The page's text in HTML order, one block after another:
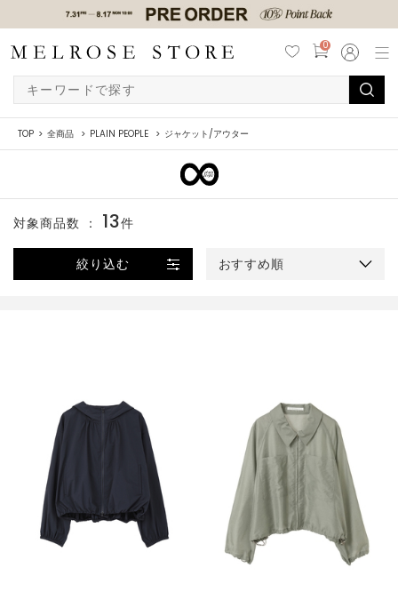
0
TOP 全商品 PLAIN PEOPLE ジャケット/アウター
絞り込む おすすめ順
対象商品数 ： 13件